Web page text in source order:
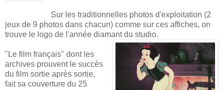
Sur les traditionnelles photos d'exploitation (2
jeux de 9 photos dans chacun) comme sur ces affiches, on
trouve le logo de l'année diamant du studio.
"Le film français" dont les
archives prouvent le succès
du film sortie après sortie,
fait sa couverture du 25